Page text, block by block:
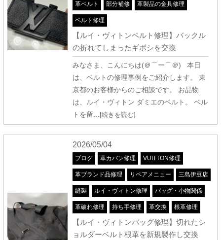
革ベルト 部分補修 革製品の金具修理
ベルト修理
【ルイ・ヴィトンベルト修理】バックル
の折れてしまったギボシを交換
みなさま、こんにちは(＠⌒ー⌒＠) 本日
は、ベルトの修理事例をご紹介します。 東
京都のお客様からのご相談です。 お品物
は、ルイ・ヴィトン ダミエのベルト。 ベル
トを留…[続きを読む]
2026/05/04
ブログ 革カバン修理 VUITTON修理
革ブランド品修理 リペアメニュー 三島伊豆店
縫製 ルイ・ヴィトン修理 バッグ・小物関係
革破れ修理 持ち手修理 革交換 根革修理
【ルイ・ヴィトンバッグ修理】切れたシ
ョルダーベルト根革を新規製作し交換